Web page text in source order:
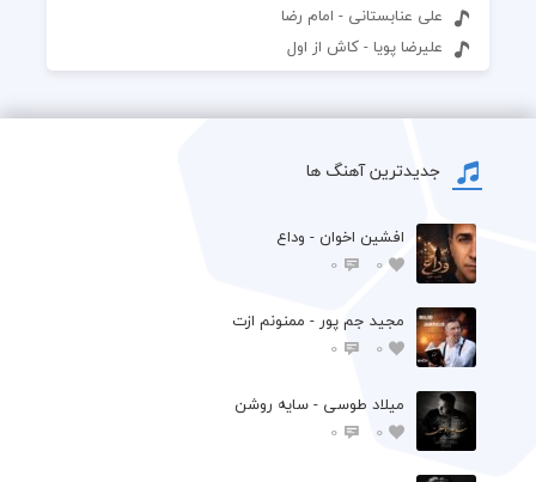
علی عنابستانی - امام رضا
علیرضا پویا - کاش از اول
جدیدترین آهنگ ها
افشين اخوان - وداع
0
0
مجید جم پور - ممنونم ازت
0
0
میلاد طوسی - سایه روشن
0
0